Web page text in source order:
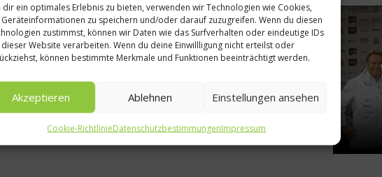
dir ein optimales Erlebnis zu bieten, verwenden wir Technologien wie Cookies,
Geräteinformationen zu speichern und/oder darauf zuzugreifen. Wenn du diesen
zustimmst, können wir Daten wie das Surfverhalten oder eindeutige IDs
dieser Website verarbeiten. Wenn du deine Einwillligung nicht erteilst oder
können bestimmte Merkmale und Funktionen beeinträchtigt werden.
Akzeptieren Ablehnen Einstellungen ansehen
Cookie-RichtlinieDatenschutzbestimmungenImpressum
News
Von Hamburg Richtung
Kocholymp